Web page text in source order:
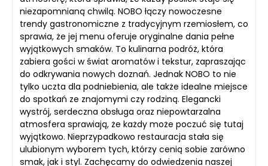
niezapomnianą chwilą. NOBO łączy nowoczesne
trendy gastronomiczne z tradycyjnym rzemiosłem, co
sprawia, że jej menu oferuje oryginalne dania pełne
wyjątkowych smaków. To kulinarna podróż, która
zabiera gości w świat aromatów i tekstur, zapraszając
do odkrywania nowych doznań. Jednak NOBO to nie
tylko uczta dla podniebienia, ale także idealne miejsce
do spotkań ze znajomymi czy rodziną. Elegancki
wystrój, serdeczna obsługa oraz niepowtarzalna
atmosfera sprawiają, że każdy może poczuć się tutaj
wyjątkowo. Nieprzypadkowo restauracja stała się
ulubionym wyborem tych, którzy cenią sobie zarówno
smak, jak i styl. Zachęcamy do odwiedzenia naszej